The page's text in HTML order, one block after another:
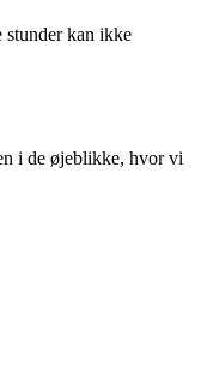
stunder kan ikke
i de øjeblikke, hvor vi